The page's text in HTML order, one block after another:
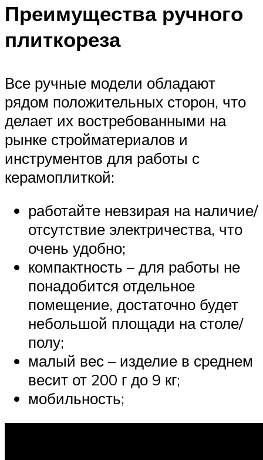
Преимущества ручного
плиткореза
Все ручные модели обладают
рядом положительных сторон, что
делает их востребованными на
рынке стройматериалов и
инструментов для работы с
керамоплиткой:
работайте невзирая на наличие/
отсутствие электричества, что
очень удобно;
компактность – для работы не
понадобится отдельное
помещение, достаточно будет
небольшой площади на столе/
полу;
малый вес – изделие в среднем
весит от 200 г до 9 кг;
мобильность;